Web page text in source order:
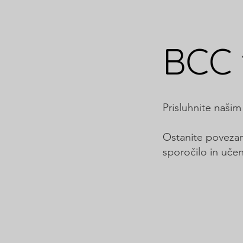
Prisluhnite
Ostanite
sporočilo in